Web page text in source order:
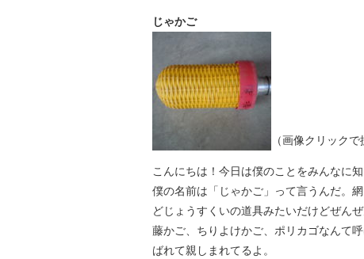
じゃかご
（画像クリックで
こんにちは！今日は僕のことをみんなに知
僕の名前は「じゃかご」って言うんだ。
どじょうすくいの道具みたいだけどぜん
藤かご、ちりよけかご、ポリカゴなんて
ばれて親しまれてるよ。